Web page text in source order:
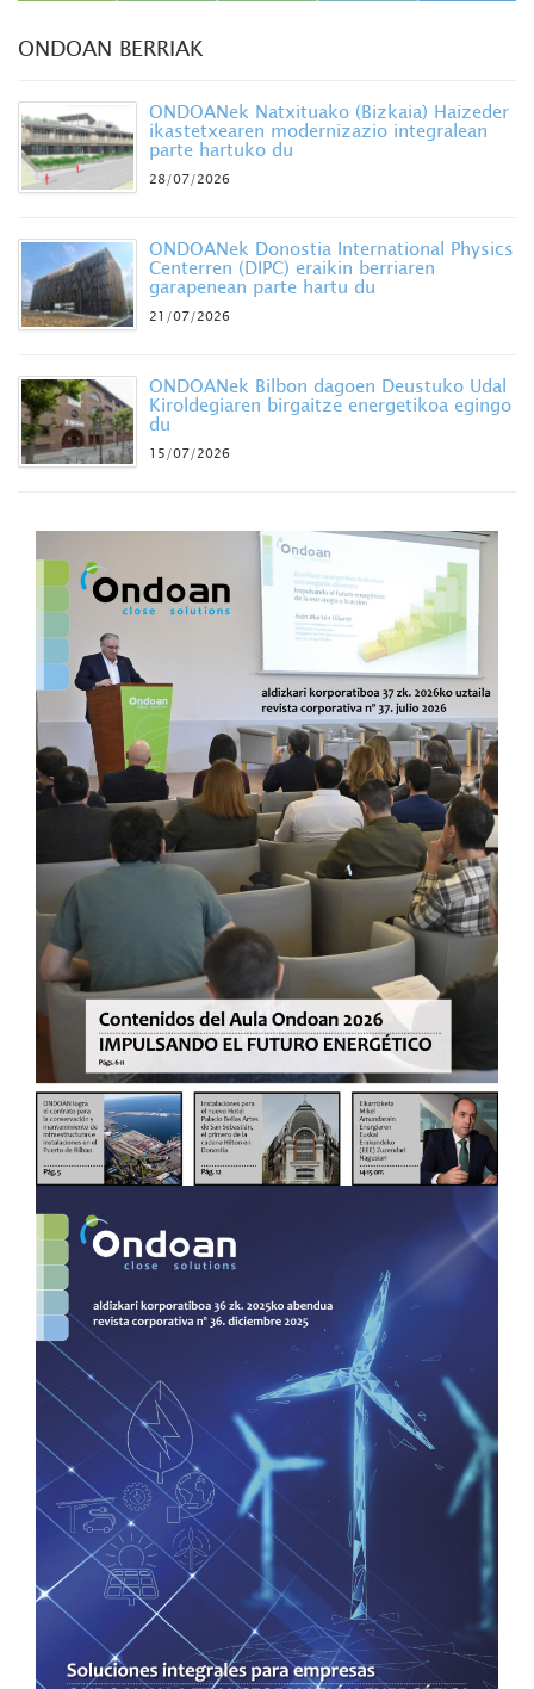
ONDOAN BERRIAK
ONDOANek Natxituako (Bizkaia) Haizeder
ikastetxearen modernizazio integralean
parte hartuko du
28/07/2026
ONDOANek Donostia International Physics
Centerren (DIPC) eraikin berriaren
garapenean parte hartu du
21/07/2026
ONDOANek Bilbon dagoen Deustuko Udal
Kiroldegiaren birgaitze energetikoa egingo
du
15/07/2026